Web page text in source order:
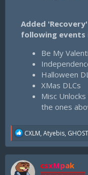
Added
following events
Be My
Halloween
XMas DLCs
Misc
the ones
R
a
c
t
i
CXLM, Atyebis,
csxMpak